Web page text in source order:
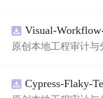
是一个非常方便和
原创本地工程审计
README、运行说